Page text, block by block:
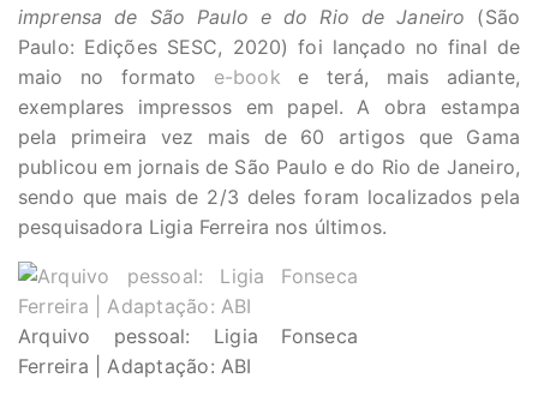
imprensa de São Paulo e do Rio de Janeiro (São
Paulo: Edições SESC, 2020) foi lançado no final de
maio no formato e-book e terá, mais adiante,
exemplares impressos em papel. A obra estampa
pela primeira vez mais de 60 artigos que Gama
publicou em jornais de São Paulo e do Rio de Janeiro,
sendo que mais de 2/3 deles foram localizados pela
pesquisadora Ligia Ferreira nos últimos.
Arquivo pessoal: Ligia Fonseca
Ferreira | Adaptação: ABI